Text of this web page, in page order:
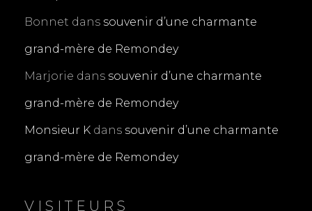
Bonnet dans souvenir d’une charmante
grand-mère de Remondey
Marjorie dans souvenir d’une charmante
grand-mère de Remondey
Monsieur K dans souvenir d’une charmante
grand-mère de Remondey
VISITEURS